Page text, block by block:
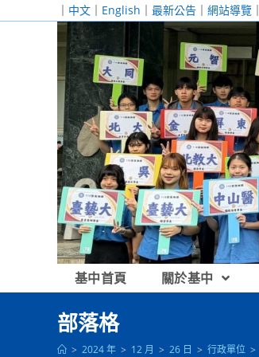
｜ 中文 ｜ English ｜ 最新公告 ｜ 網站導覽 ｜
基中首頁 關於基中
部落格
> 2024 年 > 12 月 > 26 日 > 行政單位 >